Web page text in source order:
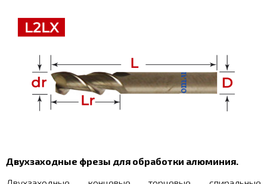
Двухзаходные фрезы для обработки алюминия.